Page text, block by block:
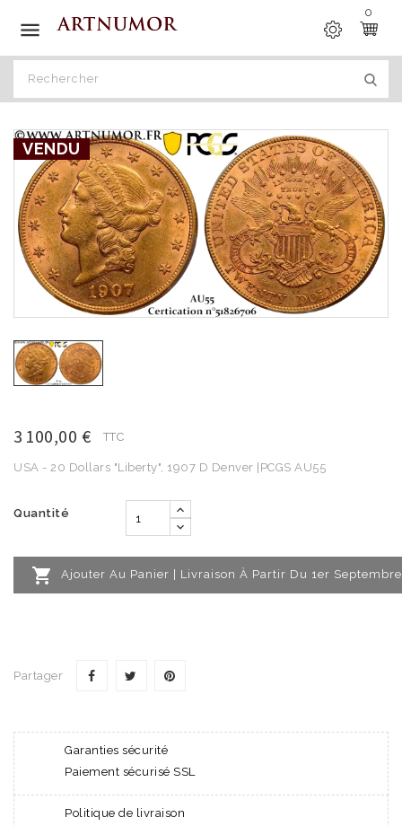

0
VENDU
3 100,00 € TTC
USA - 20 Dollars "Liberty", 1907 D Denver |PCGS AU55
Quantité
 Ajouter Au Panier | Livraison À Partir Du 1er Septembre
Partager
Garanties sécurité
Paiement sécurisé SSL
Politique de livraison